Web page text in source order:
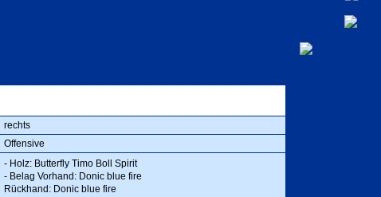
rechts
Offensive
- Holz: Butterfly Timo Boll Spirit
- Belag Vorhand: Donic blue fire
Rückhand: Donic blue fire